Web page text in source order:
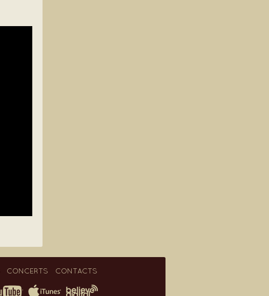
CONCERTS CONTACTS